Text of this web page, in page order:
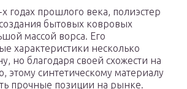
годах прошлого века, полиэстер
бытовых ковровых
массой ворса. Его
характеристики несколько
но благодаря своей схожести на
этому синтетическому материалу
прочные позиции на рынке.